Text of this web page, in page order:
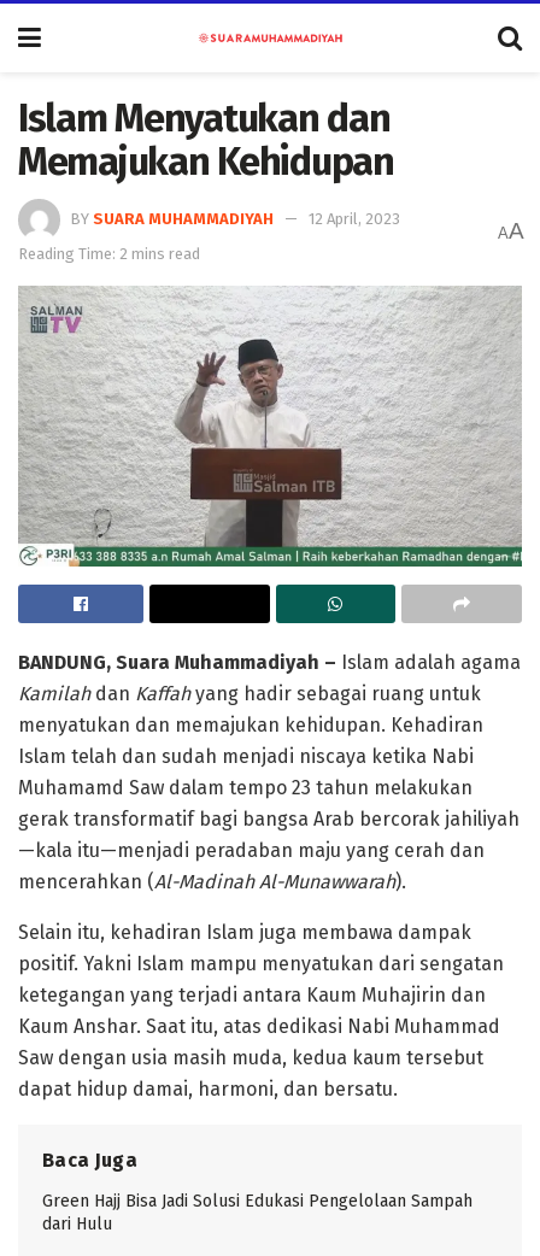
Islam Menyatukan dan
Memajukan Kehidupan
BY SUARA MUHAMMADIYAH
12 April, 2023
Reading Time: 2 mins read
AA
BANDUNG, Suara Muhammadiyah – Islam adalah agama
Kamilah dan Kaffahyang hadir sebagai ruang untuk
menyatukan dan memajukan kehidupan. Kehadiran
Islam telah dan sudah menjadi niscaya ketika Nabi
Muhamamd Saw dalam tempo 23 tahun melakukan
gerak transformatif bagi bangsa Arab bercorak jahiliyah
—kala itu—menjadi peradaban maju yang cerah dan
mencerahkan (Al-Madinah Al-Munawwarah).
Selain itu, kehadiran Islam juga membawa dampak
positif. Yakni Islam mampu menyatukan dari sengatan
ketegangan yang terjadi antara Kaum Muhajirin dan
Kaum Anshar. Saat itu, atas dedikasi Nabi Muhammad
Saw dengan usia masih muda, kedua kaum tersebut
dapat hidup damai, harmoni, dan bersatu.
Baca Juga
Green Hajj Bisa Jadi Solusi Edukasi Pengelolaan Sampah
dari Hulu